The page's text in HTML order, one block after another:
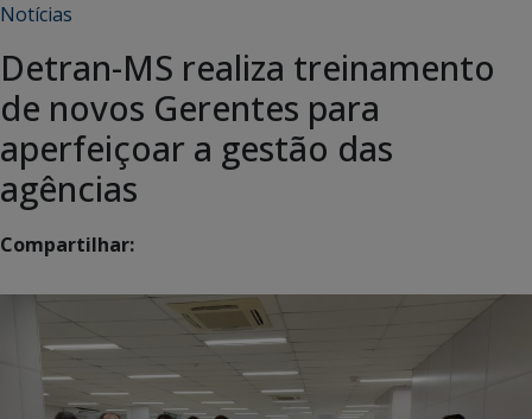
Notícias
Detran-MS realiza treinamento
de novos Gerentes para
aperfeiçoar a gestão das
agências
Compartilhar: